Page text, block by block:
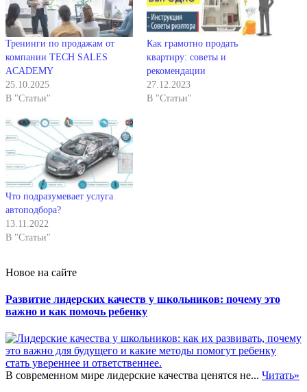
Тренинги по продажам от
компании TECH SALES
ACADEMY
25.10.2025
В "Статьи"
Как грамотно продать
квартиру: советы и
рекомендации
27.12.2023
В "Статьи"
Что подразумевает услуга
автоподбора?
13.11.2022
В "Статьи"
Новое на сайте
Развитие лидерских качеств у школьников: почему это
важно и как помочь ребенку
В современном мире лидерские качества ценятся не... Читать»